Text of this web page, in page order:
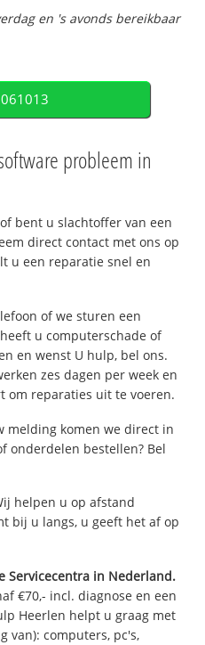
en 's avonds bereikbaar
probleem in
bent u slachtoffer van een
direct contact met ons op
u een reparatie snel en
of we sturen een
u computerschade of
en wenst U hulp, bel ons.
zes dagen per week en
om reparaties uit te voeren.
melding komen we direct in
onderdelen bestellen? Bel
helpen u op afstand
bij u langs, u geeft het af op
Servicecentra in Nederland.
€70,- incl. diagnose en een
Heerlen helpt u graag met
van): computers, pc's,